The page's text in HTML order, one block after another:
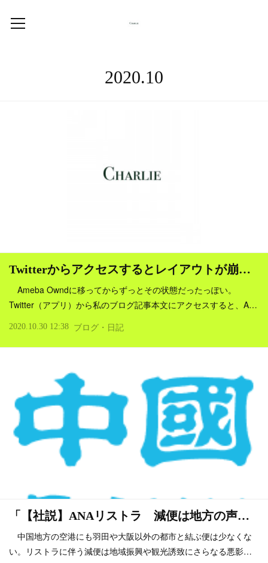
2020.10
Twitterからアクセスするとレイアウトが崩…
Ameba Owndに移ってからずっとその状態だったっぽい。
Twitter（アプリ）から私のブログ記事本文にアクセスすると、A…
2020.10.30 12:38 ブログ・日記
「【社説】ANAリストラ 減便は地方の声…
中国地方の空港にも羽田や大阪以外の都市と結ぶ便は少なくな
い。リストラに伴う減便は地域振興や観光誘致にさらなる悪影…